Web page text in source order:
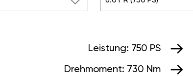
Leistung: 750 PS
Drehmoment: 730 Nm